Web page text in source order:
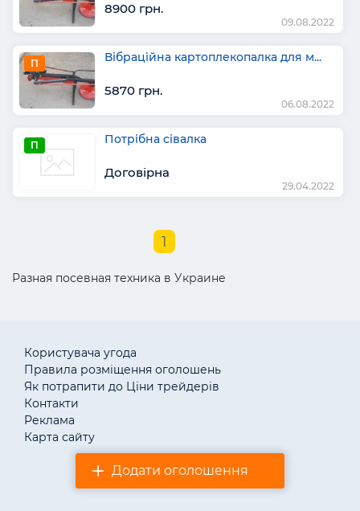
8900 грн.
09.08.2022
П Вібраційна картоплекопалка для м...
5870 грн.
06.08.2022
П Потрібна сівалка
Договірна
29.04.2022
1
Разная посевная техника в Украине
Додати оголошення
Користувача угода
Правила розміщення оголошень
Як потрапити до Ціни трейдерів
Контакти
Реклама
Карта сайту
© «АгротендерTM» 2011–2026